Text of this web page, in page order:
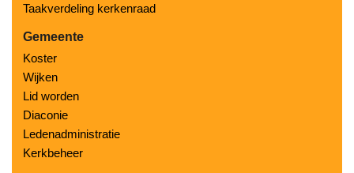
Taakverdeling kerkenraad
Gemeente
Koster
Wijken
Lid worden
Diaconie
Ledenadministratie
Kerkbeheer